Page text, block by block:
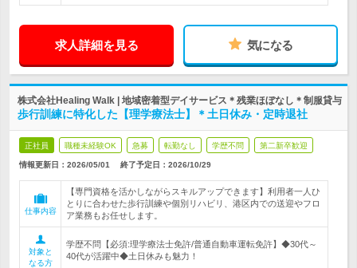
求人詳細を見る 気になる
株式会社Healing Walk | 地域密着型デイサービス＊残業ほぼなし＊制服貸与
歩行訓練に特化した【理学療法士】＊土日休み・定時退社
正社員 職種未経験OK 急募 転勤なし 学歴不問 第二新卒歓迎
情報更新日：2026/05/01 終了予定日： 2026/10/29
仕事内容
【専門資格を活かしながらスキルアップできます】利用者一人ひ
とりに合わせた歩行訓練や個別リハビリ、港区内での送迎やフロ
ア業務もお任せします。
対象と
なる方
学歴不問【必須:理学療法士免許/普通自動車運転免許】◆30代～
40代が活躍中◆土日休みも魅力！